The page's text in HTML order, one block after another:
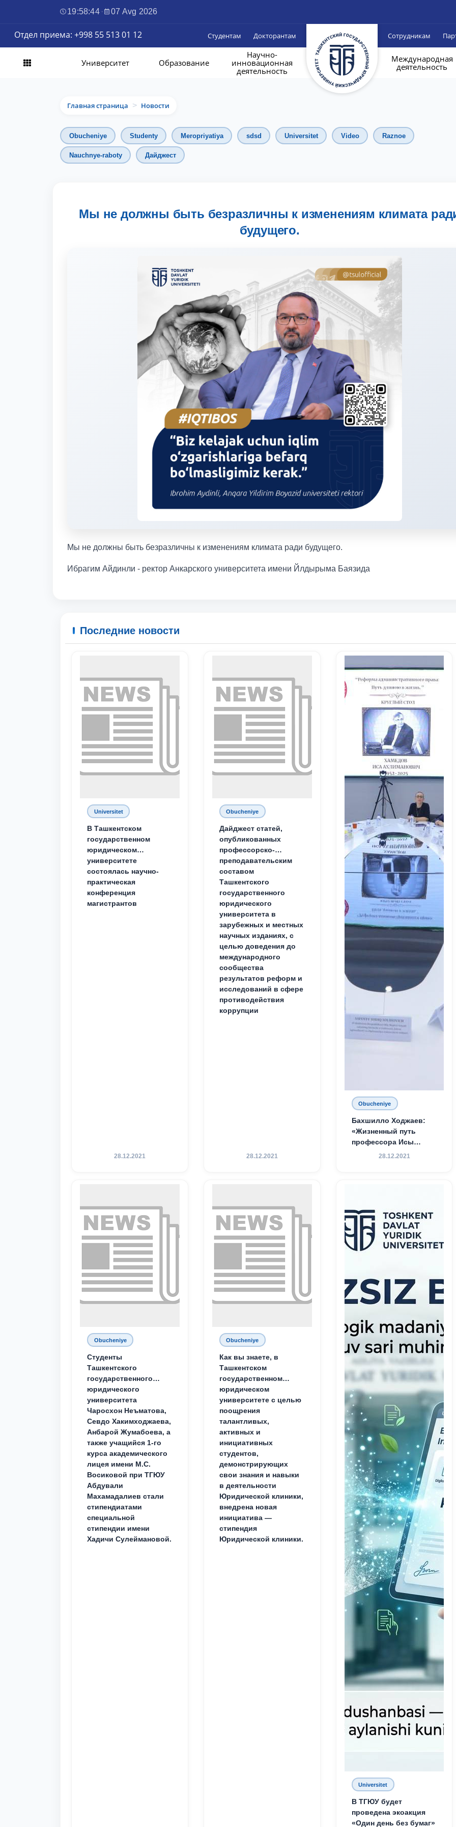
19:58:46 · 07 Avg 2026
Отдел приема: +998 55 513 01 12 Студентам Докторантам Сотрудникам
Университет Образование
Научно-
инновационная
деятельность
Международная
деятельность
Главная страница > Новости
Obucheniye Studenty Meropriyatiya sdsd Universitet Video Raznoe
Nauchnye-raboty Дайджест
Мы не должны быть безразличны к изменениям климата
будущего.
Мы не должны быть безразличны к изменениям климата ради будущего.
Ибрагим Айдинли - ректор Анкарского университета имени Йлдырыма Баязида
Последние новости
Universitet
В Ташкентском
государственном
юридическом
университете
состоялась научно-
практическая
конференция
магистрантов
28.12.2021
Obucheniye
Дайджест статей,
опубликованных
профессорско-
преподавательским
составом
Ташкентского
государственного
юридического
университета в
зарубежных и местных
научных изданиях, с
целью доведения до
международного
сообщества
результатов реформ и
исследований в сфере
противодействия
коррупции
28.12.2021
Obucheniye
Бахшилло Ходжаев:
«Жизненный путь
профессора Исы
Хамедова — яркий
28.12.2021
Obucheniye
Студенты
Ташкентского
государственного
юридического
университета
Чаросхон Неъматова,
Севдо Хакимходжаева,
Анбарой Жумабоева, а
также учащийся 1-го
курса академического
лицея имени М.С.
Восиковой при ТГЮУ
Абдували
Махамадалиев стали
стипендиатами
специальной
стипендии имени
Хадичи Сулеймановой.
Obucheniye
Как вы знаете, в
Ташкентском
государственном
юридическом
университете с целью
поощрения
талантливых,
активных и
инициативных
студентов,
демонстрирующих
свои знания и навыки
в деятельности
Юридической клиники,
внедрена новая
инициатива —
стипендия
Юридической клиники.
Universitet
В ТГЮУ будет
проведена экоакция
«Один день без бумаг»